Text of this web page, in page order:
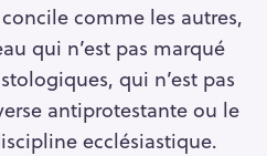
comme les autres,
qui n’est pas marqué
qui n’est pas
antiprotestante ou le
ecclésiastique.